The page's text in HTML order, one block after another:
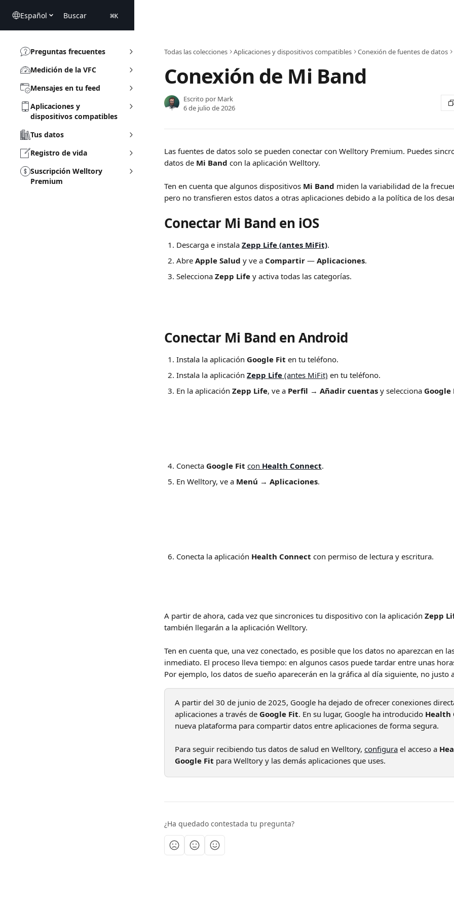
Español Buscar ⌘K
Preguntas frecuentes
Medición de la VFC
Mensajes en tu feed
Aplicaciones y
dispositivos compatibles
Tus datos
Registro de vida
Suscripción Welltory
Premium
Todas las colecciones Aplicaciones y dispositivos compatibles Conexión de fuentes de datos
Conexión de Mi Band
Escrito por Mark
6 de julio de 2026
Las fuentes de datos solo se pueden conectar con Welltory Premium. Puedes
datos de Mi Band con la aplicación Welltory.
Ten en cuenta que algunos dispositivos Mi Band miden la variabilidad de la
pero no transfieren estos datos a otras aplicaciones debido a la política de los
Conectar Mi Band en iOS
Descarga e instala Zepp Life (antes MiFit).
Abre Apple Salud y ve a Compartir — Aplicaciones.
Selecciona Zepp Life y activa todas las categorías.
Conectar Mi Band en Android
Instala la aplicación Google Fit en tu teléfono.
Instala la aplicación Zepp Life (antes MiFit) en tu teléfono.
En la aplicación Zepp Life, ve a Perfil → Añadir cuentas y selecciona Google
Conecta Google Fit con Health Connect.
En Welltory, ve a Menú → Aplicaciones.
Conecta la aplicación Health Connect con permiso de lectura y escritura.
A partir de ahora, cada vez que sincronices tu dispositivo con la aplicación Zepp
también llegarán a la aplicación Welltory.
Ten en cuenta que, una vez conectado, es posible que los datos no aparezcan en
inmediato. El proceso lleva tiempo: en algunos casos puede tardar entre unas
Por ejemplo, los datos de sueño aparecerán en la gráfica al día siguiente, no justo
A partir del 30 de junio de 2025, Google ha dejado de ofrecer conexiones
aplicaciones a través de Google Fit. En su lugar, Google ha introducido Health
nueva plataforma para compartir datos entre aplicaciones de forma segura.
Para seguir recibiendo tus datos de salud en Welltory, configura el acceso a
Google Fit para Welltory y las demás aplicaciones que uses.
¿Ha quedado contestada tu pregunta?